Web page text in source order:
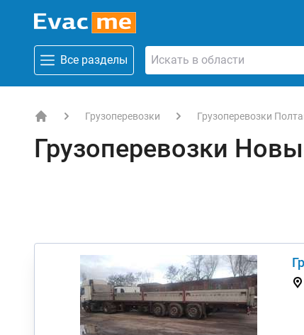
Все разделы
Грузоперевозки Грузоперевозки
Грузоперевозки